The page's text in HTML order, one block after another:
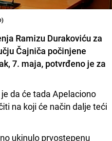
Ramizu Durakoviću za
Čajniča počinjene
7. maja, potvrđeno je za
da će tada Apelaciono
na koji će način dalje teći
ukinulo prvostepenu